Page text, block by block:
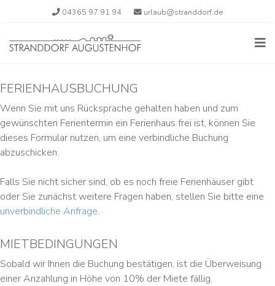
04365 97 91 94 urlaub@stranddorf.de
FERIENHAUSBUCHUNG
Wenn Sie mit uns Rücksprache gehalten haben und zum
gewünschten Ferientermin ein Ferienhaus frei ist, können Sie
dieses Formular nutzen, um eine verbindliche Buchung
abzuschicken.
Falls Sie nicht sicher sind, ob es noch freie Ferienhäuser gibt
oder Sie zunächst weitere Fragen haben, stellen Sie bitte eine
unverbindliche Anfrage.
MIETBEDINGUNGEN
Sobald wir Ihnen die Buchung bestätigen, ist die Überweisung
einer Anzahlung in Höhe von 10% der Miete fällig.